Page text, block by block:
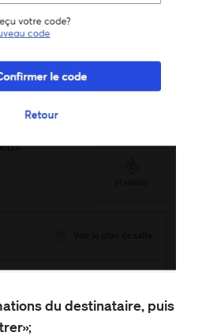
du destinataire, puis
;